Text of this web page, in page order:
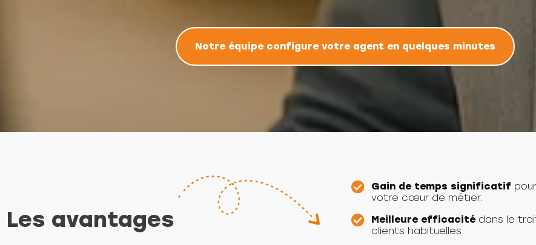
Notre équipe configure votre agent en quelques minutes
Les avantages
Gain de temps significatif
votre cœur de métier.
Meilleure efficacitédans le
clients habituelles.